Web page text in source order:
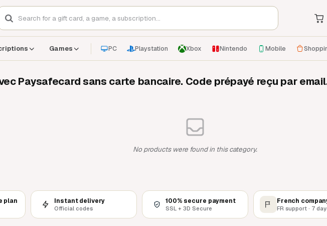
Games PC Playstation Xbox Nintendo Mobile
Paysafecard sans carte bancaire. Code prépayé reçu par
No products were found in this category.
plan Instant delivery
Official codes
100% secure payment
SSL + 3D Secure
French
FR support · 7